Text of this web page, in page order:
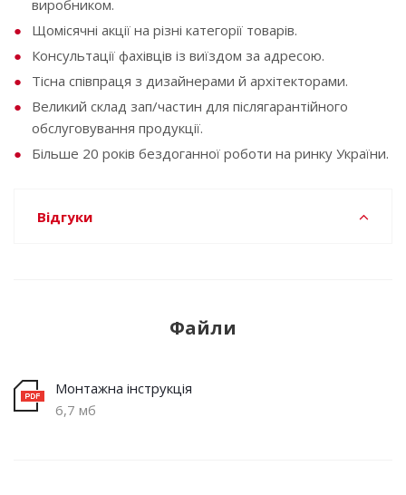
виробником.
Щомісячні акції на різні категорії товарів.
Консультації фахівців із виїздом за адресою.
Тісна співпраця з дизайнерами й архітекторами.
Великий склад зап/частин для післягарантійного
обслуговування продукції.
Більше 20 років бездоганної роботи на ринку України.
Відгуки
Файли
Монтажна інструкція
6,7 мб